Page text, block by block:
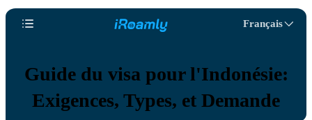
Français
Guide du visa pour l'Indonésie:
Exigences, Types, et Demande